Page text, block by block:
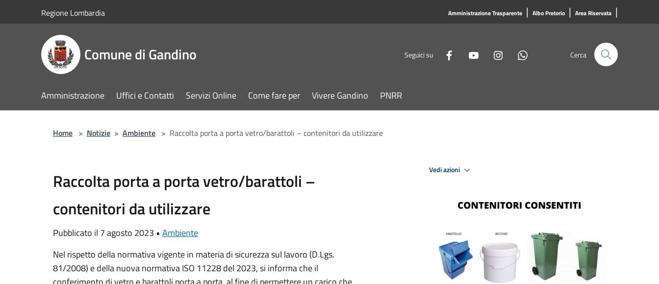
Regione Lombardia Amministrazione Trasparente | Albo Pretorio | Area Riservata |
Comune di Gandino Seguici su Cerca
Amministrazione Uffici e Contatti Servizi Online Come fare per Vivere Gandino PNRR
Home > Notizie > Ambiente > Raccolta porta a porta vetro/barattoli – contenitori da utilizzare
Raccolta porta a porta vetro/barattoli –
contenitori da utilizzare
Pubblicato il 7 agosto 2023 • Ambiente
Nel rispetto della normativa vigente in materia di sicurezza sul lavoro (D.Lgs.
81/2008) e della nuova normativa ISO 11228 del 2023, si informa che il
Vedi azioni